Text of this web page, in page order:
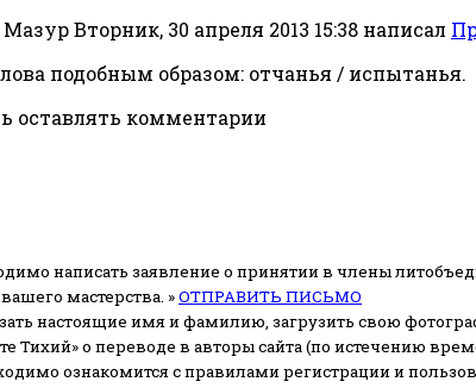
Вторник, 30 апреля 2013 15:38 написал
подобным образом: отчанья / испытанья.
оставлять комментарии
написать заявление о принятии в члены
мастерства. »ОТПРАВИТЬ ПИСЬМО
настоящие имя и фамилию, загрузить свою
Тихий» о переводе в авторы сайта (по истечению
ознакомится с правилами регистрации и